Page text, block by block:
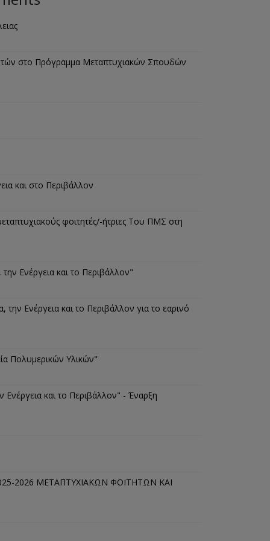
στο Πρόγραμμα Μεταπτυχιακών Σπουδών
και στο Περιβάλλον
φοιτητές/-ήτριες Του ΠΜΣ στη
Ενέργεια και το Περιβάλλον"
Ενέργεια και το Περιβάλλον για το εαρινό
Πολυμερικών Υλικών"
και το Περιβάλλον" - Έναρξη
2026 ΜΕΤΑΠΤΥΧΙΑΚΩΝ ΦΟΙΤΗΤΩΝ ΚΑΙ